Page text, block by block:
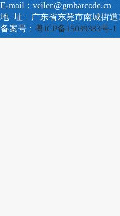
E-mail：veilen@gmbarcode.cn
地 址：广东省东莞市南城街
备案号： 粤ICP备15039383号-1